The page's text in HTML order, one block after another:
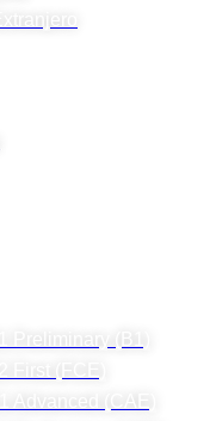
Preliminary (B1)
First (FCE)
Advanced (CAE)